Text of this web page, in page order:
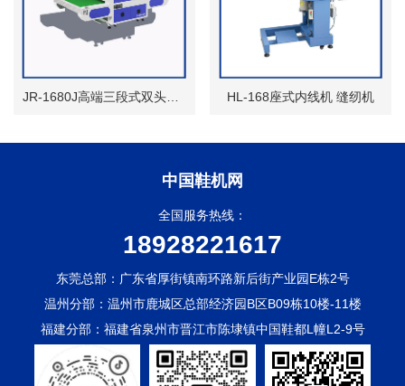
HL-168座式内线机 缝纫机
中国鞋机网
全国服务热线：
18928221617
东莞总部：广东省厚街镇南环路新后街产业园E栋2号
温州分部：温州市鹿城区总部经济园B区B09栋10楼-11楼
福建分部：福建省泉州市晋江市陈埭镇中国鞋都L幢L2-9号